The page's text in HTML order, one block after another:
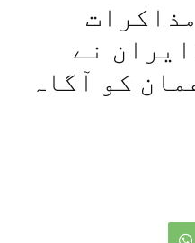
ایران نے
کو آگاہ